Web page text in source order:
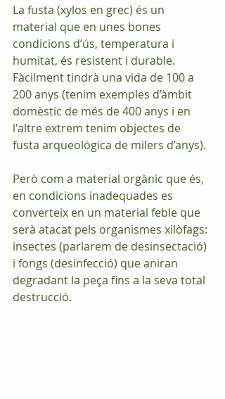
La fusta (xylos en grec) és un
material que en unes bones
condicions d’ús, temperatura i
humitat, és resistent i durable.
Fàcilment tindrà una vida de 100 a
200 anys (tenim exemples d’àmbit
domèstic de més de 400 anys i en
l'altre extrem tenim objectes de
fusta arqueològica de milers d’anys).
Però com a material orgànic que és,
en condicions inadequades es
converteix en un material feble que
serà atacat pels organismes xilòfags:
insectes (parlarem de desinsectació)
i fongs (desinfecció) que aniran
degradant la peça fins a la seva total
destrucció.